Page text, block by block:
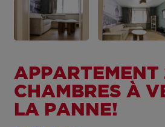
APPARTEMENT
CHAMBRES À
LA PANNE!